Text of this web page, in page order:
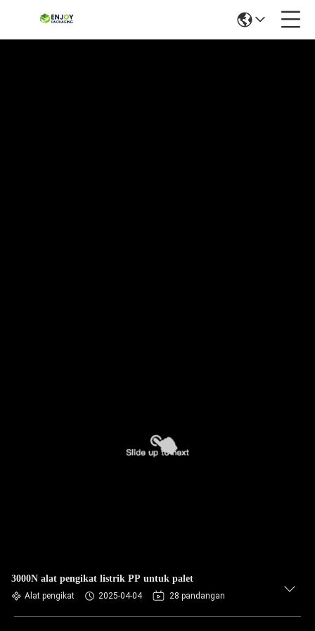
3000N alat pengikat listrik PP untuk palet
Alat pengikat 2025-04-04 28 pandangan